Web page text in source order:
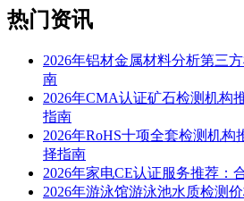
热门资讯
2026年铝材金属材料分析第三
南
2026年CMA认证矿石检测机构
指南
2026年RoHS十项全套检测机构
择指南
2026年家电CE认证服务推荐：
2026年游泳馆游泳池水质检测